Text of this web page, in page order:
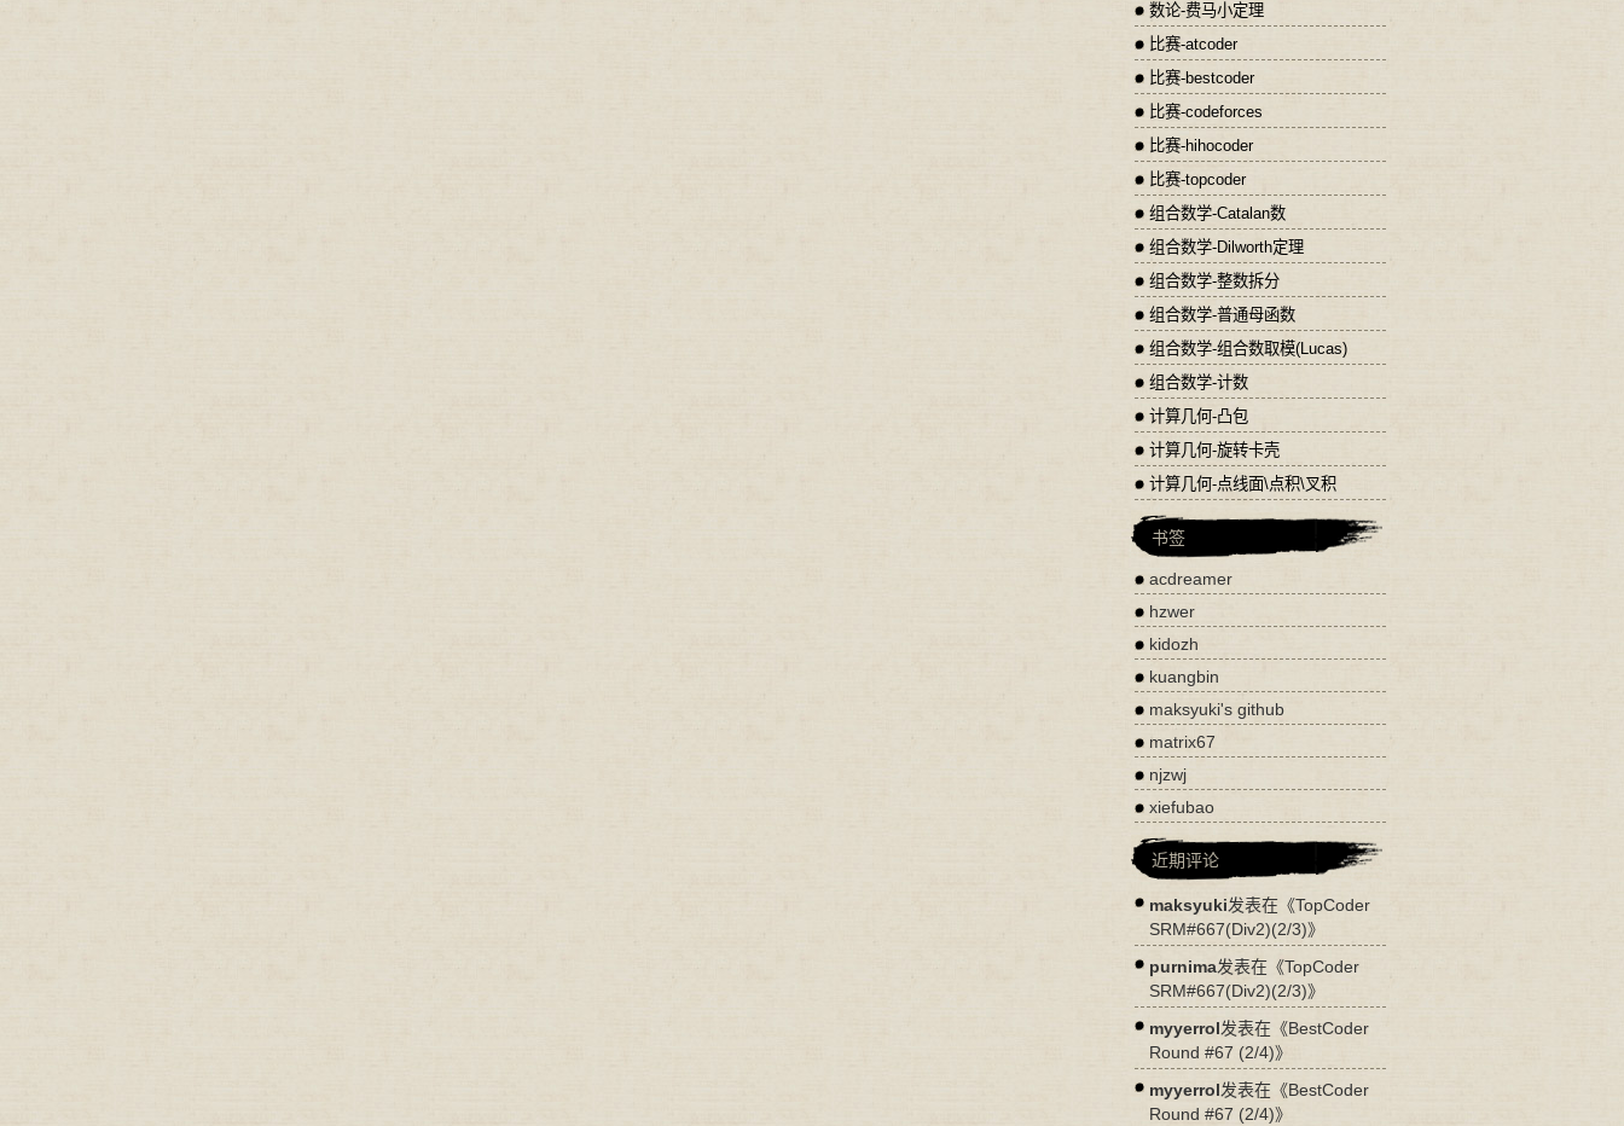
数论-费马小定理
比赛-atcoder
比赛-bestcoder
比赛-codeforces
比赛-hihocoder
比赛-topcoder
组合数学-Catalan数
组合数学-Dilworth定理
组合数学-整数拆分
组合数学-普通母函数
组合数学-组合数取模(Lucas)
组合数学-计数
计算几何-凸包
计算几何-旋转卡壳
计算几何-点线面\点积\叉积
书签
acdreamer
hzwer
kidozh
kuangbin
maksyuki's github
matrix67
njzwj
xiefubao
近期评论
maksyuki发表在《TopCoder
SRM#667(Div2)(2/3)》
purnima发表在《TopCoder
SRM#667(Div2)(2/3)》
myyerrol发表在《BestCoder
Round #67 (2/4)》
myyerrol发表在《BestCoder
Round #67 (2/4)》